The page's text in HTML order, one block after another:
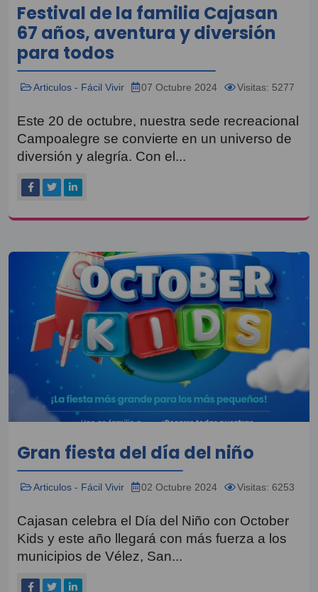
Festival de la familia Cajasan
67 años, aventura y diversión
para todos
Articulos - Fácil Vivir 07 Octubre 2024 Visitas: 5277
Este 20 de octubre, nuestra sede recreacional
Campoalegre se convierte en un universo de
diversión y alegría. Con el...
Gran fiesta del día del niño
Articulos - Fácil Vivir 02 Octubre 2024 Visitas: 6253
Cajasan celebra el Día del Niño con October
Kids y este año llegará con más fuerza a los
municipios de Vélez, San...